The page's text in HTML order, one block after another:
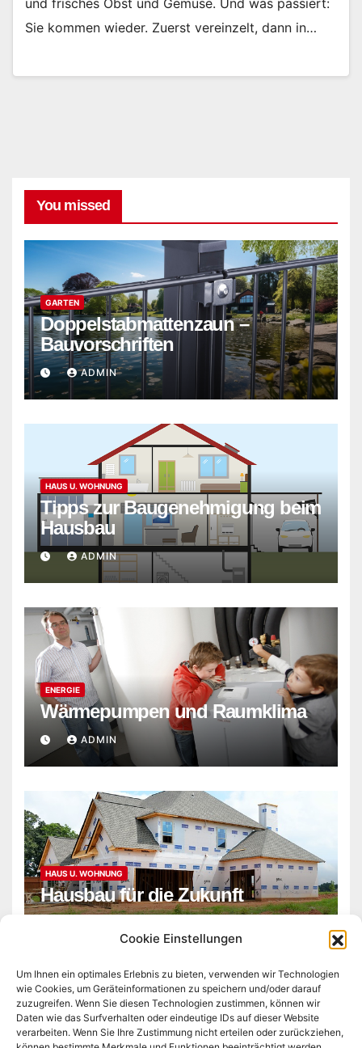
Cookie Einstellungen
Um Ihnen ein optimales Erlebnis zu bieten, verwenden wir Technologien
wie Cookies, um Geräteinformationen zu speichern und/oder darauf
zuzugreifen. Wenn Sie diesen Technologien zustimmen, können wir
Daten wie das Surfverhalten oder eindeutige IDs auf dieser Website
verarbeiten. Wenn Sie Ihre Zustimmung nicht erteilen oder zurückziehen,
Sie kommen wieder. Zuerst vereinzelt, dann in…
You missed
GARTEN
Doppelstabmattenzaun –
Bauvorschriften
ADMIN
HAUS U. WOHNUNG
Tipps zur Baugenehmigung beim
Hausbau
ADMIN
ENERGIE
Wärmepumpen und Raumklima
ADMIN
HAUS U. WOHNUNG
Hausbau für die Zukunft